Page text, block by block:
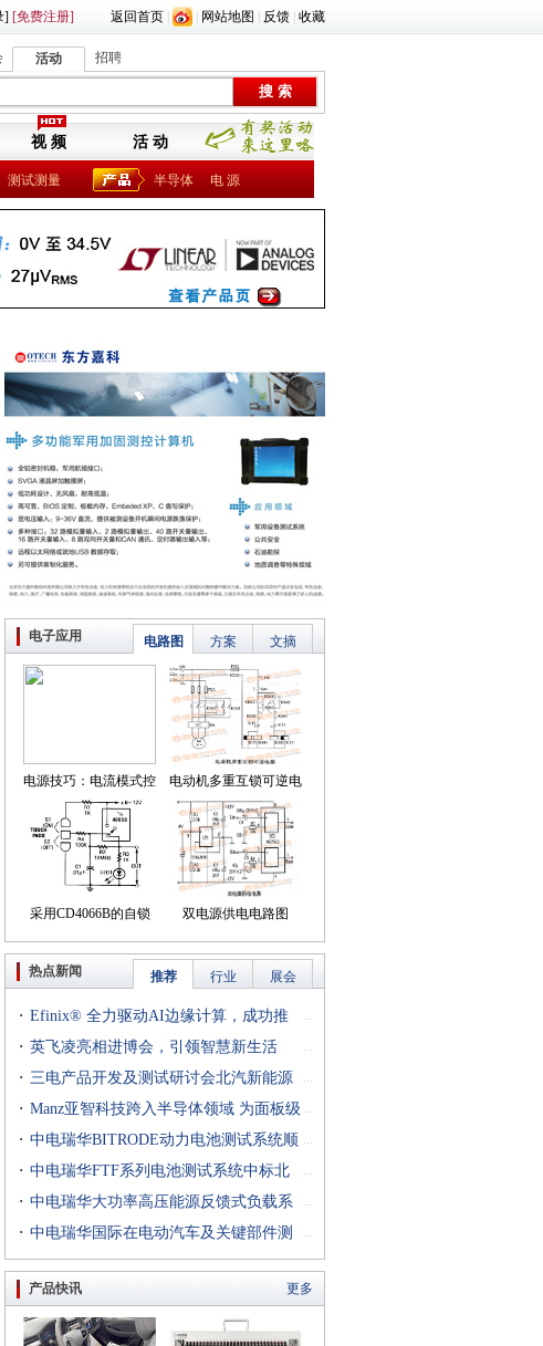
] [免费注册] 返回首页 网站地图 反馈 收藏
活动 招聘
视 频 活 动
测试测量 半导体 电 源
电子应用 文摘
方案
电路图
电源技巧：电流模式控
制简化了对降压LED稳
压器的补偿
电动机多重互锁可逆电
路
采用CD4066B的自锁
式触摸开关电路
双电源供电电路图
热点新闻 展会
行业
推荐
...
· Efinix® 全力驱动AI边缘计算，成功推
出Trion™ T20 FPGA样品, 同时将产品扩展
到二十万逻辑单元的T200 FPGA
...
· 英飞凌亮相进博会，引领智慧新生活
...
· 三电产品开发及测试研讨会北汽新能源
专场成功举行
...
· Manz亚智科技跨入半导体领域 为面板级
扇出型封装提供化学湿制程、涂布及激光应
用等生产设备解决方案
...
· 中电瑞华BITRODE动力电池测试系统顺
利交付北汽新能源
...
· 中电瑞华FTF系列电池测试系统中标北
京新能源汽车股份有限公司
...
· 中电瑞华大功率高压能源反馈式负载系
统成功交付中电熊猫
...
· 中电瑞华国际在电动汽车及关键部件测
评研讨会上演绎先进测评技术
产品快讯 更多